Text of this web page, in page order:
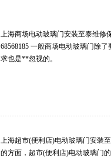
上海商场电动玻璃门安装至泰维修
68568185 一般商场电动玻璃门除
求也是**忽视的。
上海超市(便利店)电动玻璃门安装
的方面，超市(便利店)电动玻璃门